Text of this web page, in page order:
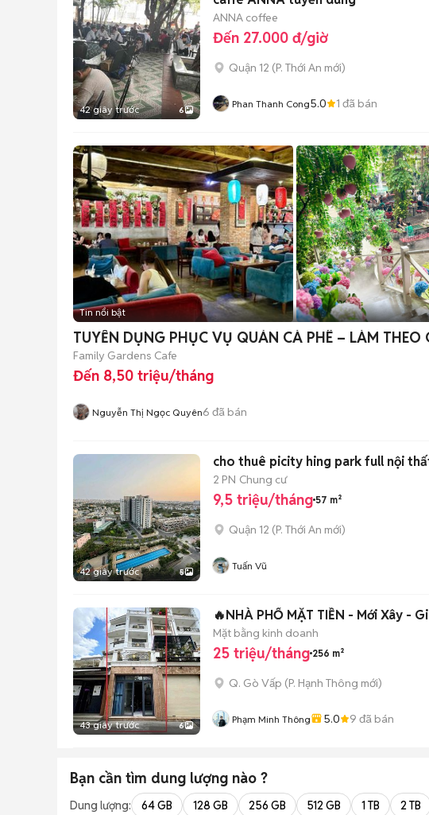
42 giây trước 6
ANNA coffee
Đến 27.000 đ/giờ
Quận 12 (P. Thới An mới)
Phan Thanh Cong5.0 1 đã bán
Tin nổi bật
TUYỂN DỤNG PHỤC VỤ QUÁN CÀ PHÊ – LÀM THEO
Family Gardens Cafe
Đến 8,50 triệu/tháng
Nguyễn Thị Ngọc Quyên6 đã bán
42 giây trước 5
cho thuê picity hing park full nội
2 PN Chung cư
9,5 triệu/tháng 57 m²
Quận 12 (P. Thới An mới)
Tuấn Vũ
43 giây trước 6
🔥NHÀ PHỐ MẶT TIỀN - Mới Xây -
Mặt bằng kinh doanh
25 triệu/tháng 256 m²
Q. Gò Vấp (P. Hạnh Thông mới)
Phạm Minh Thông 5.0 9 đã bán
Bạn cần tìm dung lượng nào ?
Dung lượng: 64 GB 128 GB 256 GB 512 GB 1 TB 2 TB